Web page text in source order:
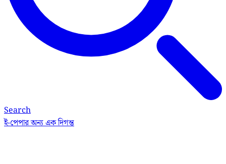
Search
ই-পেপারঅন্য এক দিগন্ত